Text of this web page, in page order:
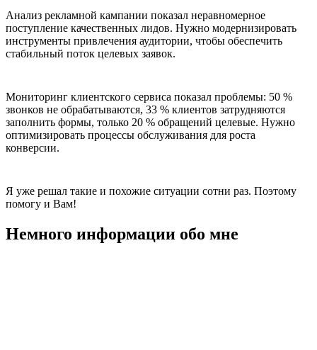
Анализ рекламной кампании показал неравномерное
поступление качественных лидов. Нужно модернизировать
инструменты привлечения аудитории, чтобы обеспечить
стабильный поток целевых заявок.
Мониторинг клиентского сервиса показал проблемы: 50 %
звонков не обрабатываются, 33 % клиентов затрудняются
заполнить формы, только 20 % обращений целевые. Нужно
оптимизировать процессы обслуживания для роста
конверсии.
Я уже решал такие и похожие ситуации сотни раз. Поэтому
помогу и Вам!
Немного информации обо мне